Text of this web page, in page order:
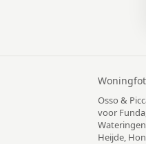
Osso &
voor
Heijde,